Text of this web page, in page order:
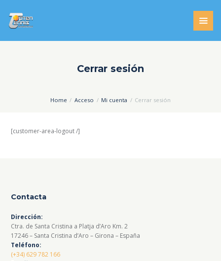
Cerrar sesión
Home Acceso Mi cuenta Cerrar sesión
[customer-area-logout /]
Contacta
Dirección:
Ctra. de Santa Cristina a Platja d’Aro Km. 2
17246 – Santa Cristina d’Aro – Girona – España
Teléfono:
(+34) 629 782 166